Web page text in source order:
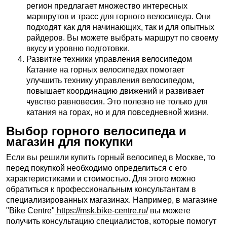
регион предлагает множество интересных
маршрутов и трасс для горного велосипеда. Они
подходят как для начинающих, так и для опытных
райдеров. Вы можете выбрать маршрут по своему
вкусу и уровню подготовки.
Развитие техники управления велосипедом
Катание на горных велосипедах помогает
улучшить технику управления велосипедом,
повышает координацию движений и развивает
чувство равновесия. Это полезно не только для
катания на горах, но и для повседневной жизни.
Выбор горного велосипеда и
магазин для покупки
Если вы решили купить горный велосипед в Москве, то
перед покупкой необходимо определиться с его
характеристиками и стоимостью. Для этого можно
обратиться к профессиональным консультантам в
специализированных магазинах. Например, в магазине
"Bike Centre" https://msk.bike-centre.ru/вы можете
получить консультацию специалистов, которые помогут